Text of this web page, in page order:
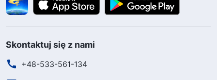
Skontaktuj się z nami
+48-533-561-134